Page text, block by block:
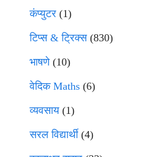
कंप्युटर (1)
टिप्स & ट्रिक्स(830)
भाषणे(10)
वेदिक Maths (6)
व्यवसाय(1)
सरल विद्यार्थी(4)